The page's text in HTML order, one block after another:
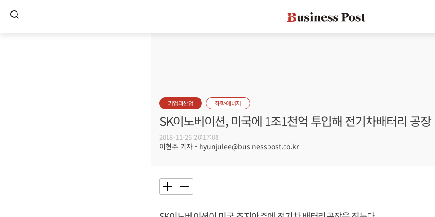
기업과산업 화학·에너지
SK이노베이션, 미국에 1조1천억 투입해 전기차배터리 공장
2018-11-26 20:17:08
이현주 기자 - hyunjulee@businesspost.co.kr